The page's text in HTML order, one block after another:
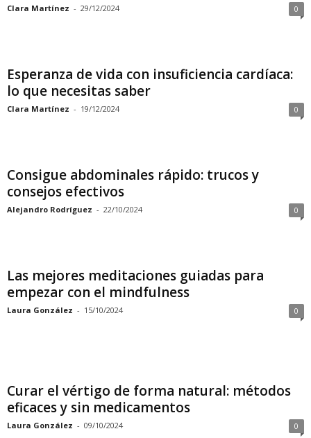
Clara Martínez - 29/12/2024 0
Esperanza de vida con insuficiencia cardíaca:
lo que necesitas saber
Clara Martínez - 19/12/2024 0
Consigue abdominales rápido: trucos y
consejos efectivos
Alejandro Rodríguez - 22/10/2024 0
Las mejores meditaciones guiadas para
empezar con el mindfulness
Laura González - 15/10/2024 0
Curar el vértigo de forma natural: métodos
eficaces y sin medicamentos
Laura González - 09/10/2024 0